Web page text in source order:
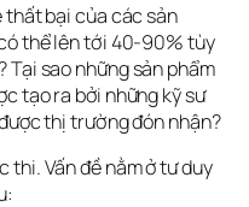
thất bại của các sản
thể lên tới 40-90% tùy
Tại sao những sản phẩm
tạo ra bởi những kỹ sư
thị trường đón nhận?
thi. Vấn đề nằm ở tư duy